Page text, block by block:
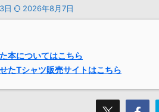
日 2026年8月7日
本についてはこちら
たTシャツ販売サイトはこちら